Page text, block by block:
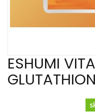
ESHUMI